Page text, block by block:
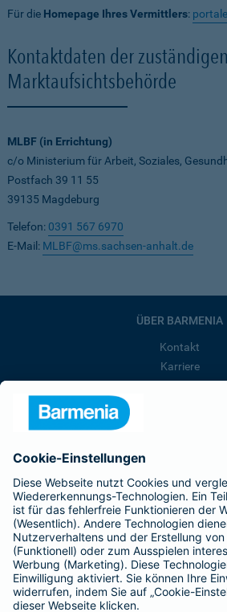
Für die Homepage Ihres Vermittlers:
Kontaktdaten der zuständigen
Marktaufsichtsbehörde
MLBF (in Errichtung)
c/o Ministerium für Arbeit, Soziales,
Postfach 39 11 55
39135 Magdeburg
Telefon: 0391 567 6970
E-Mail: MLBF@ms.sachsen-anhalt.de
ÜBER BARMENIA
Kontakt
Karriere
Presse
Barmenia ist Teil der
BELIEBTE SEITEN
Kranken-
Tierversicherungen